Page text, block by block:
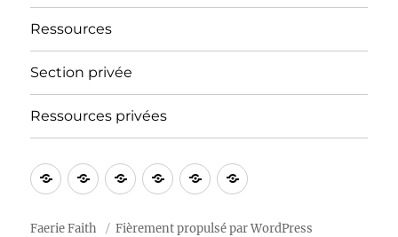
Ressources
Section privée
Ressources privées
À
propos
Blog Section
privée
Calendrier
2026
Ressources
Notre
Faerie Faith Fièrement propulsé par WordPress